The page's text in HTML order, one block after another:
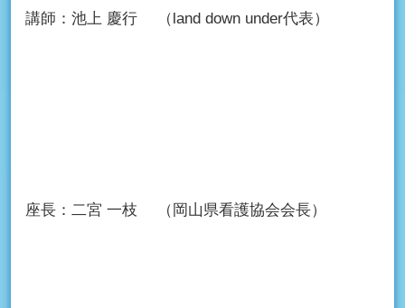
講師： 池上 慶行 （land down under代表）
座長： 二宮 一枝 （岡山県看護協会会長）